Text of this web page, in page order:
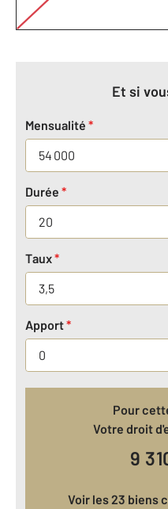
Et si
Mensualité *
Durée *
Taux*
Apport*
Pour
Votre droit
9
Voir les 23 biens correspondant à votre